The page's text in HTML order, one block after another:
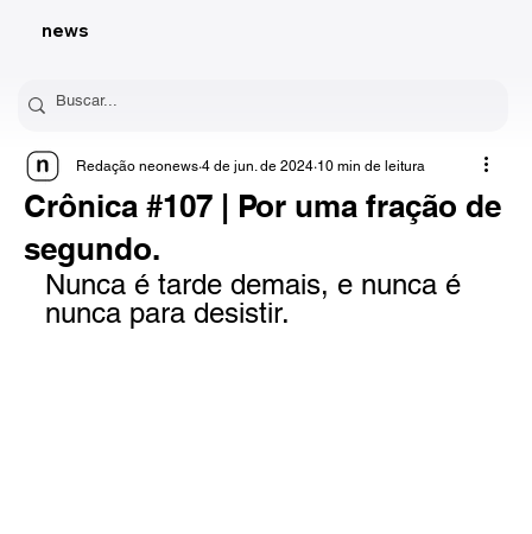
news
Crônica #107 | Por uma fração de
segundo.
Redação neonews 4 de jun. de 2024 10 min de leitura
Nunca é tarde demais, e nunca é
nunca para desistir.